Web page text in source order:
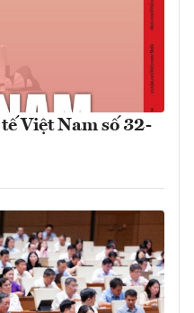
Việt Nam số 32-